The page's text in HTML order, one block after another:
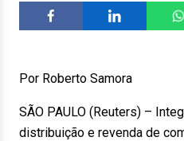
Por Roberto Samora
SÃO PAULO (Reuters) –
distribuição e revenda de